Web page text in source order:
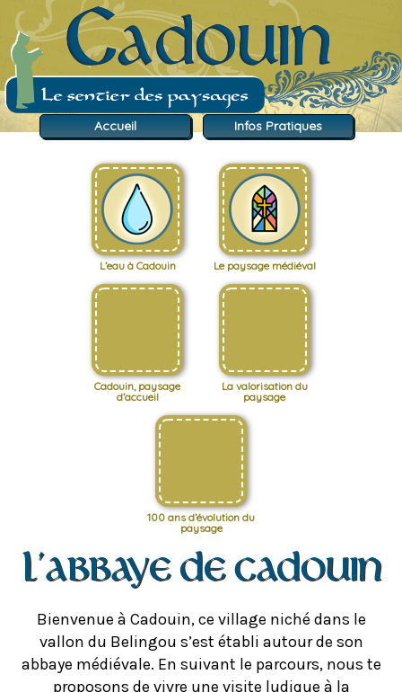
Accueil Infos Pratiques
L’eau à Cadouin Le paysage médiéval
Cadouin, paysage
d’accueil
La valorisation du
paysage
100 ans d’évolution du
paysage
L’abbaye de Cadouin
Bienvenue à Cadouin, ce village niché dans le
vallon du Belingou s’est établi autour de son
abbaye médiévale. En suivant le parcours, nous te
proposons de vivre une visite ludique à la